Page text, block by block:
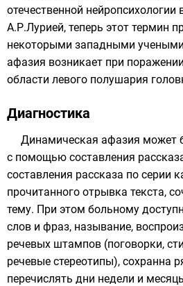
отечественной
А.Р.Лурией, теперь этот термин
некоторыми западными
афазия возникает при
области левого полушария
Диагностика
Динамическая афазия может
с помощью составления
составления рассказа по серии
прочитанного отрывка текста,
тему. При этом больному
слов и фраз, называние,
речевых штампов (поговорки,
речевые стереотипы), сохранна
перечислять дни недели и